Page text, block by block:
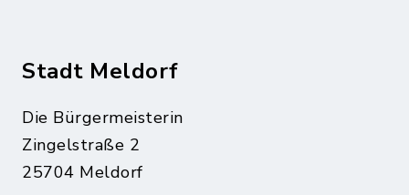
Stadt Meldorf
Die Bürgermeisterin
Zingelstraße 2
25704 Meldorf